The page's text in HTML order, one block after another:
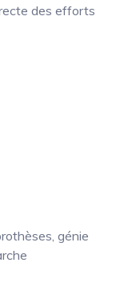
des efforts
génie